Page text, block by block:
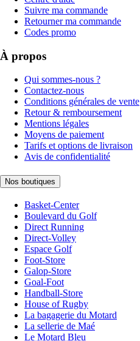
Suivre ma commande
Retourner ma commande
Codes promo
À propos
Qui sommes-nous ?
Contactez-nous
Conditions générales de vente
Retour & remboursement
Mentions légales
Moyens de paiement
Tarifs et options de livraison
Avis de confidentialité
Nos boutiques
Basket-Center
Boulevard du Golf
Direct Running
Direct-Volley
Espace Golf
Foot-Store
Galop-Store
Goal-Foot
Handball-Store
House of Rugby
La bagagerie du Motard
La sellerie de Maé
Le Motard Bleu